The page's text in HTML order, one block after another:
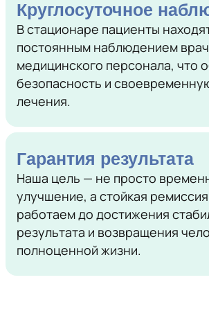
Круглосуточное
В стационаре пациенты
постоянным наблюдением
медицинского персонала, что
безопасность и
лечения.
Гарантия результата
Наша цель — не просто
улучшение, а стойкая
работаем до достижения
результата и возвращения
полноценной жизни.